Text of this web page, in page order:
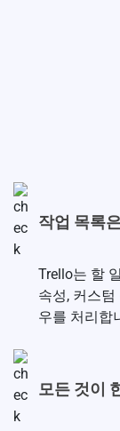
작업 목록
Trello는 할
속성, 커스
우를 처리합
모든 것이